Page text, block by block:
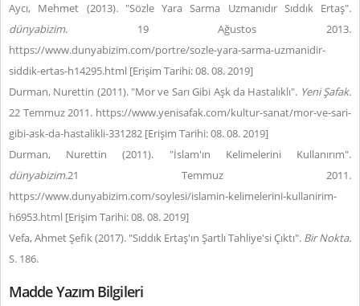
Aycı, Mehmet (2013). "Sözle Yara Sarma Uzmanıdır Sıddık Ertaş".
dünyabizim. 19 Ağustos 2013.
https://www.dunyabizim.com/portre/sozle-yara-sarma-uzmanidir-
siddik-ertas-h14295.html [Erişim Tarihi: 08. 08. 2019]
Durman, Nurettin (2011). "Mor ve Sarı Gibi Aşk da Hastalıklı". Yeni Şafak.
22 Temmuz 2011. https://www.yenisafak.com/kultur-sanat/mor-ve-sari-
gibi-ask-da-hastalikli-331282 [Erişim Tarihi: 08. 08. 2019]
Durman, Nurettin (2011). "İslam'ın Kelimelerini Kullanırım".
dünyabizim.21 Temmuz 2011.
https://www.dunyabizim.com/soylesi/islamin-kelimelerini-kullanirim-
h6953.html [Erişim Tarihi: 08. 08. 2019]
Vefa, Ahmet Şefik (2017). "Sıddık Ertaş'ın Şartlı Tahliye'si Çıktı". Bir Nokta.
S. 186.
Madde Yazım Bilgileri